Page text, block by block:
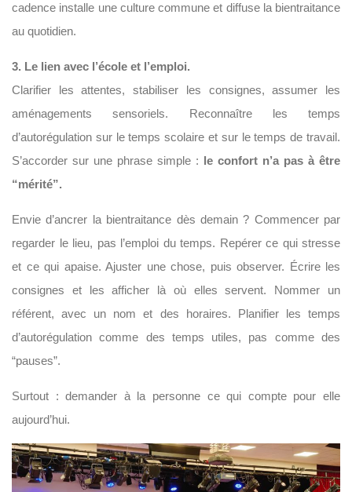
cadence installe une culture commune et diffuse la bientraitance
au quotidien.
3. Le lien avec l’école et l’emploi.
Clarifier les attentes, stabiliser les consignes, assumer les
aménagements sensoriels. Reconnaître les temps
d’autorégulation sur le temps scolaire et sur le temps de travail.
S’accorder sur une phrase simple : le confort n’a pas à être
“mérité”.
Envie d’ancrer la bientraitance dès demain ? Commencer par
regarder le lieu, pas l’emploi du temps. Repérer ce qui stresse
et ce qui apaise. Ajuster une chose, puis observer. Écrire les
consignes et les afficher là où elles servent. Nommer un
référent, avec un nom et des horaires. Planifier les temps
d’autorégulation comme des temps utiles, pas comme des
“pauses”.
Surtout : demander à la personne ce qui compte pour elle
aujourd’hui.